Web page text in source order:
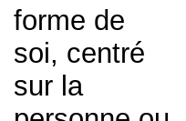
forme de
soi, centré
sur la